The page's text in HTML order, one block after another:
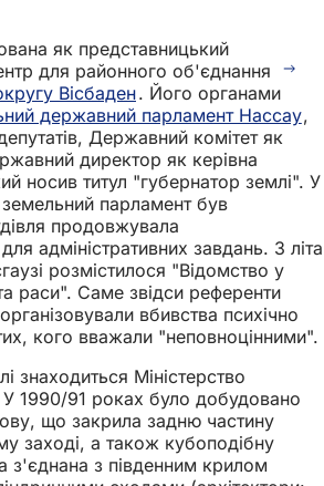
як представницький
для районного об'єднання
Вісбаден. Його органами
державний парламент Нассау,
Державний комітет як
директор як керівна
носив титул "губернатор землі". У
парламент був
продовжувала
адміністративних завдань. З літа
розмістилося "Відомство у
раси". Саме звідси референти
вбивства психічно
кого вважали "неповноцінними".
знаходиться Міністерство
У 1990/91 роках було добудовано
що закрила задню частину
заході, а також кубоподібну
з'єднана з південним крилом